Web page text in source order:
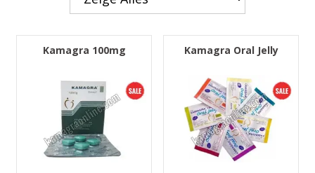
Kamagra 100mg Kamagra Oral Jelly